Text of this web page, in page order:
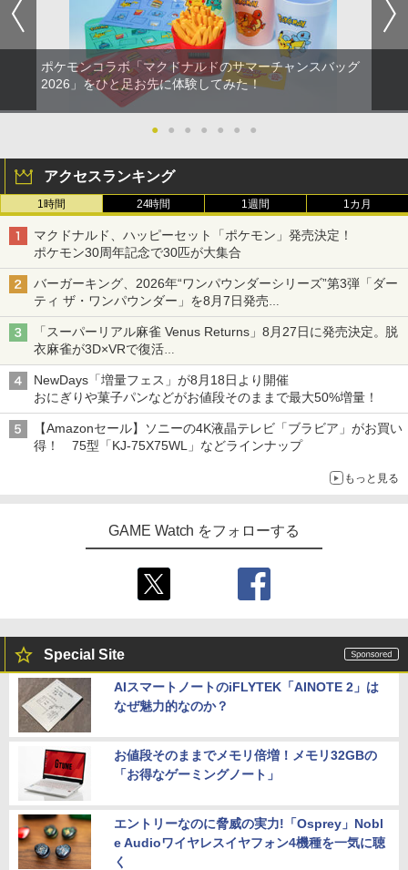
ポケモンコラボ「マクドナルドのサマーチャンスバッグ
2026」をひと足お先に体験してみた！
● ● ● ● ● ● ●
アクセスランキング
1時間 24時間 1週間 1カ月
マクドナルド、ハッピーセット「ポケモン」発売決定！
ポケモン30周年記念で30匹が大集合
バーガーキング、2026年“ワンパウンダーシリーズ”第3弾「ダー
ティ ザ・ワンパウンダー」を8月7日発売
「特製ガーリックマヨソース」を使用した超大型チーズバーガー
「スーパーリアル麻雀 Venus Returns」8月27日に発売決定。脱
衣麻雀が3D×VRで復活
発売から2週間は20%オフになるセールが実施
NewDays「増量フェス」が8月18日より開催
おにぎりや菓子パンなどがお値段そのままで最大50%増量！
【Amazonセール】ソニーの4K液晶テレビ「ブラビア」がお買い
得！ 75型「KJ-75X75WL」などラインナップ
もっと見る
GAME Watch をフォローする
Special Site
AIスマートノートのiFLYTEK「AINOTE 2」は
なぜ魅力的なのか？
お値段そのままでメモリ倍増！メモリ32GBの
「お得なゲーミングノート」
エントリーなのに脅威の実力!「Osprey」Nobl
e Audioワイヤレスイヤフォン4機種を一気に聴
く